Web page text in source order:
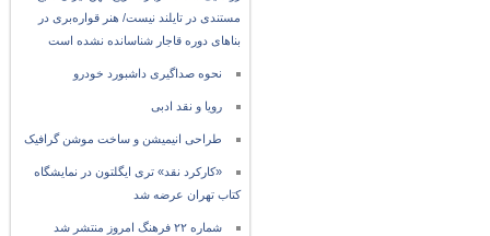
مستندی در تایلند نیست/ هنر قواره‌بری در
بناهای دوره قاجار شناسانده نشده است
نحوه صداگیری داشبورد خودرو
رویا و نقد ادبی
طراحی انیمیشن و ساخت موشن گرافیک
«کارکرد نقد» تری ایگلتون در نمایشگاه
کتاب تهران عرضه شد
شماره ۲۲ فرهنگ امروز منتشر شد